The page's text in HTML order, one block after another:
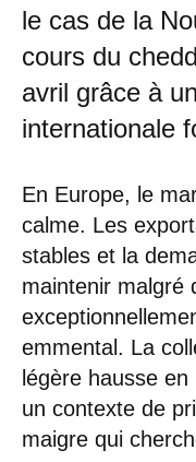
le cas de la
cours du
avril grâce à
internationale
En Europe, le
calme. Les
stables et la
maintenir malgré
emmental. La
légère hausse
un contexte de
maigre qui